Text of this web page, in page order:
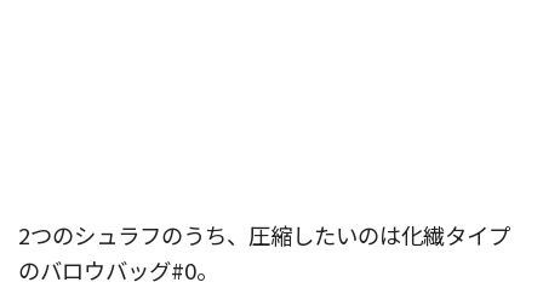
2つのシュラフのうち、圧縮したいのは化繊タイプ
のバロウバッグ#0。